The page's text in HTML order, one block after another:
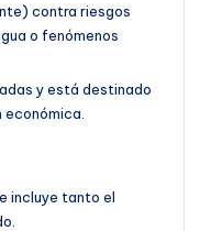
contra riesgos
o fenómenos
y está destinado
económica.
incluye tanto el